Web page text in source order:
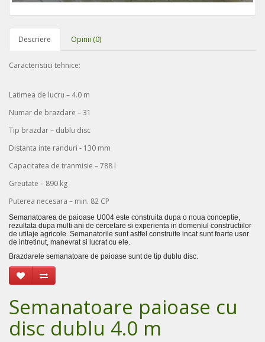
Descriere Opinii (0)
Caracteristici tehnice:
Latimea de lucru – 4.0 m
Numar de brazdare – 31
Tip brazdar – dublu disc
Distanta inte randuri - 130 mm
Capacitatea de tranmisie – 788 l
Greutate – 890 kg
Puterea necesara – min. 82 CP
Semanatoarea de paioase U004 este construita dupa o noua conceptie,
rezultata dupa multi ani de cercetare si experienta in domeniul constructiilor
de utilaje agricole. Semanatorile sunt astfel construite incat sunt foarte usor
de intretinut, manevrat si lucrat cu ele.
Brazdarele semanatoare de paioase sunt de tip dublu disc.
Semanatoare paioase cu
disc dublu 4.0 m